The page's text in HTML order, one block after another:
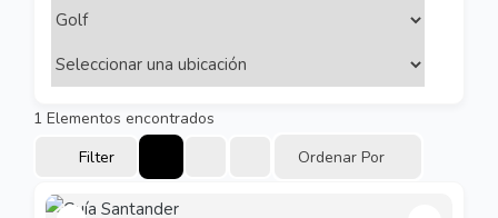
1 Elementos encontrados
Filter
Ordenar Por